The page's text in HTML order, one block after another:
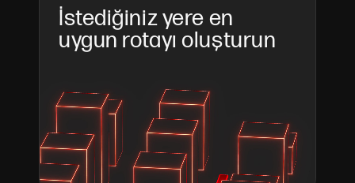
İstediğiniz yere en
uygun rotayı oluşturun